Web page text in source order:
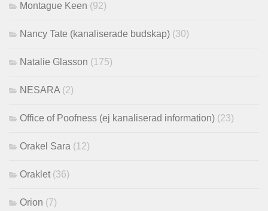
Montague Keen (92)
Nancy Tate (kanaliserade budskap) (30)
Natalie Glasson (175)
NESARA (2)
Office of Poofness (ej kanaliserad information) (23)
Orakel Sara (12)
Oraklet (36)
Orion (7)